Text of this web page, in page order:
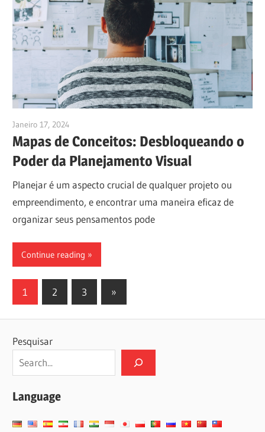
Janeiro 17, 2024
Mapas de Conceitos: Desbloqueando o
Poder da Planejamento Visual
Planejar é um aspecto crucial de qualquer projeto ou
empreendimento, e encontrar uma maneira eficaz de
organizar seus pensamentos pode
Continue reading
Paginação
conteúdos
1 2 3
Next
Posts
»
Pesquisar
Language